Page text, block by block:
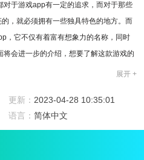
于游戏app有一定的追求，而对于那些
，就必须拥有一些独具特色的地方。而
，它不仅有着富有想象力的名称，同时
会进一步的介绍，想要了解这款游戏的
app，它拥有可爱的界面和各种爆炸音
年龄层的玩家。通过移动指定的方块，
接得多，得分也就越高。而且这款游戏
能够随意挑战自己的极限。
展开 +
更新： 2023-04-28 10:35:01
语言： 简体中文